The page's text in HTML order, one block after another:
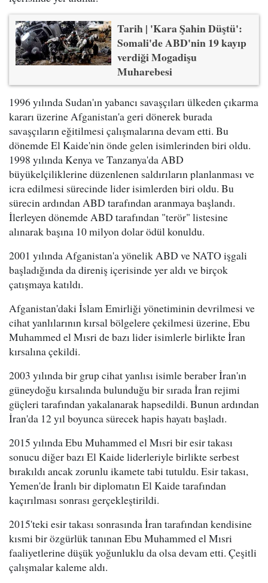
Tarih | 'Kara Şahin Düştü':
Somali'de ABD'nin 19 kayıp
verdiği Mogadişu
Muharebesi
1996 yılında Sudan'ın yabancı savaşçıları ülkeden çıkarma
kararı üzerine Afganistan'a geri dönerek burada
savaşçıların eğitilmesi çalışmalarına devam etti. Bu
dönemde El Kaide'nin önde gelen isimlerinden biri oldu.
1998 yılında Kenya ve Tanzanya'da ABD
büyükelçiliklerine düzenlenen saldırıların planlanması ve
icra edilmesi sürecinde lider isimlerden biri oldu. Bu
sürecin ardından ABD tarafından aranmaya başlandı.
İlerleyen dönemde ABD tarafından "terör" listesine
alınarak başına 10 milyon dolar ödül konuldu.
2001 yılında Afganistan'a yönelik ABD ve NATO işgali
başladığında da direniş içerisinde yer aldı ve birçok
çatışmaya katıldı.
Afganistan'daki İslam Emirliği yönetiminin devrilmesi ve
cihat yanlılarının kırsal bölgelere çekilmesi üzerine, Ebu
Muhammed el Mısri de bazı lider isimlerle birlikte İran
kırsalına çekildi.
2003 yılında bir grup cihat yanlısı isimle beraber İran'ın
güneydoğu kırsalında bulunduğu bir sırada İran rejimi
güçleri tarafından yakalanarak hapsedildi. Bunun ardından
İran'da 12 yıl boyunca sürecek hapis hayatı başladı.
2015 yılında Ebu Muhammed el Mısri bir esir takası
sonucu diğer bazı El Kaide liderleriyle birlikte serbest
bırakıldı ancak zorunlu ikamete tabi tutuldu. Esir takası,
Yemen'de İranlı bir diplomatın El Kaide tarafından
kaçırılması sonrası gerçekleştirildi.
2015'teki esir takası sonrasında İran tarafından kendisine
kısmi bir özgürlük tanınan Ebu Muhammed el Mısri
faaliyetlerine düşük yoğunluklu da olsa devam etti. Çeşitli
çalışmalar kaleme aldı.